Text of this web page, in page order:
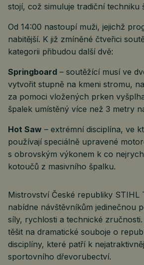
stojí, což simuluje tradiční techniku
Od 14:00 nastoupí muži, jejichž
nabitější. K již zmíněné čtveřici
kategorii přibudou další dvě:
Springboard – soutěžící musí ve
vytvořit stupně na kmeni stromu,
za pomoci vložených prken
špalek umístěný více než 3 metry
Hot Saw – extrémní disciplína, ve
používají speciálně upravené
s obrovským výkonem k co
kotoučů z masivního špalku.
Mistrovství České republiky STIHL
nabídne návštěvníkům jedinečnou
síly, rychlosti a technické
těšit na dramatické souboje o
disciplíny, které patří k
sportovního dřevorubectví.